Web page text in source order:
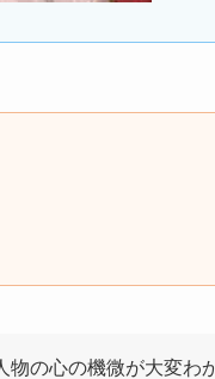
の心の機微が大変わ